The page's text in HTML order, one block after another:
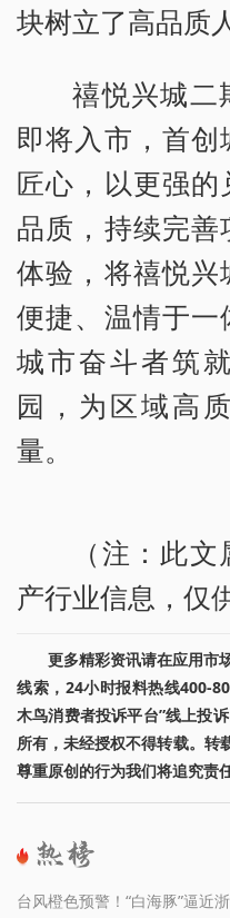
块树立了高品质
禧悦兴城二
即将入市，首
匠心，以更强
品质，持续完
体验，将禧悦兴
便捷、温情于
城市奋斗者筑
园，为区域高
量。
（注：此
产行业信息，仅
更多精彩资讯请在应用市
线索，24小时报料热线400-
木鸟消费者投诉平台”线上投
所有，未经授权不得转载。
尊重原创的行为我们将追究责任
台风橙色预警！“白海豚”逼近